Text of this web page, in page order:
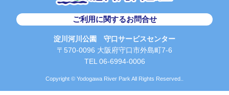
ご利用に関するお問合せ
淀川河川公園 守口サービスセンター
〒570-0096 大阪府守口市外島町7-6
TEL 06-6994-0006
Copyright © Yodogawa River Park All Rights Reserved..